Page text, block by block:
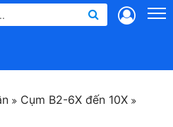
Cụm B2-6X đến 10X